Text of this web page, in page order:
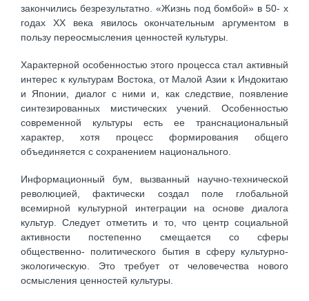
закончились безрезультатно. «Жизнь под бомбой» в 50- х
годах XX века явилось окончательным аргументом в
пользу переосмысления ценностей культуры.
Характерной особенностью этого процесса стал активный
интерес к культурам Востока, от Малой Азии к Индокитаю
и Японии, диалог с ними и, как следствие, появление
синтезированных мистических учений. Особенностью
современной культуры есть ее транснациональный
характер, хотя процесс формирования общего
объединяется с сохранением национального.
Информационный бум, вызванный научно-технической
революцией, фактически создал поле глобальной
всемирной культурной интеграции на основе диалога
культур. Следует отметить и то, что центр социальной
активности постепенно смещается со сферы
общественно- политического бытия в сферу культурно-
экологическую. Это требует от человечества нового
осмысления ценностей культуры.